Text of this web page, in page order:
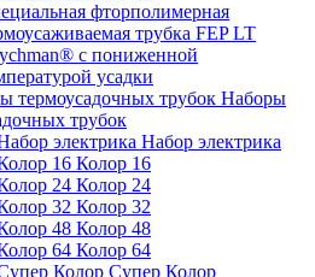
фторполимерная
трубка FEP LT
с пониженной
усадки
Наборы
трубок
Набор электрика
Колор 16
Колор 24
Колор 32
Колор 48
Колор 64
Супер Колор